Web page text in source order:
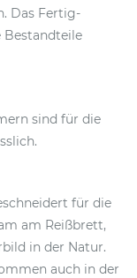
Das Fertig-
Bestandteile
sind für die
für die
am Reißbrett,
in der Natur.
auch in der